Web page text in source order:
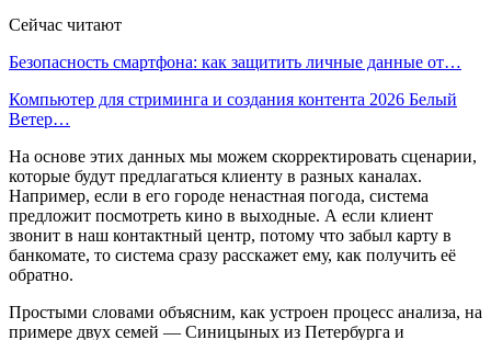
Сейчас читают
Безопасность смартфона: как защитить личные данные от…
Компьютер для стриминга и создания контента 2026 Белый
Ветер…
На основе этих данных мы можем скорректировать сценарии,
которые будут предлагаться клиенту в разных каналах.
Например, если в его городе ненастная погода, система
предложит посмотреть кино в выходные. А если клиент
звонит в наш контактный центр, потому что забыл карту в
банкомате, то система сразу расскажет ему, как получить её
обратно.
Простыми словами объясним, как устроен процесс анализа, на
примере двух семей — Синицыных из Петербурга и